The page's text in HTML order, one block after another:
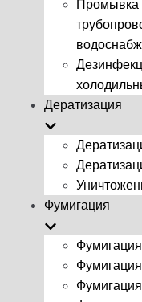
Промывка
Дератизация
Фумигация